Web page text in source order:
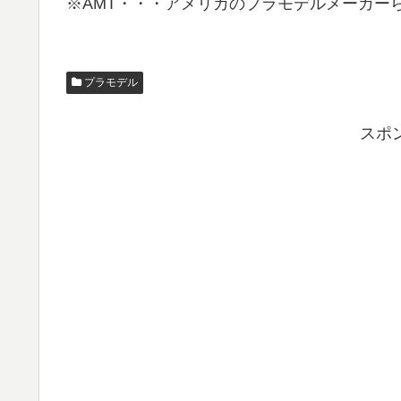
※AMT・・・アメリカのプラモデルメーカー
プラモデル
スポ